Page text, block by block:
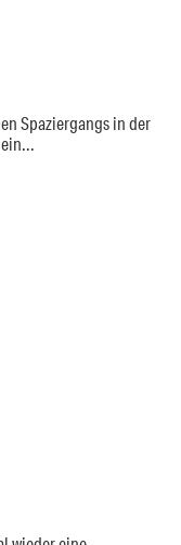
Spaziergangs in der